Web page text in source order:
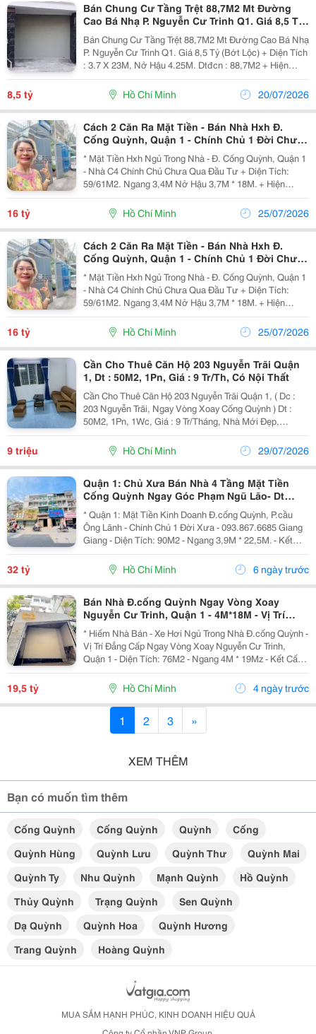
Bán Chung Cư Tầng Trệt 88,7M2 Mt Đường
Cao Bá Nhạ P. Nguyễn Cư Trinh Q1. Giá 8,5 Tỷ
(Bớt Lộc)
Bán Chung Cư Tầng Trệt 88,7M2 Mt Đường Cao Bá Nhạ
P. Nguyễn Cư Trinh Q1. Giá 8,5 Tỷ (Bớt Lộc) + Diện Tích
: 3.7 X 23M, Nở Hậu 4.25M. Dtđcn : 88,7M2 + Hiện
Trạng : Trệt, Trống Suốt, 1Wc. Nhà Mới, Trống. + Vị Trí :
Gần Ngã 3 Cống Quỳnh, Cơ Sở 2...
8,5 tỷ Hồ Chí Minh 20/07/2026
Cách 2 Căn Ra Mặt Tiền - Bán Nhà Hxh Đ.
Cống Quỳnh, Quận 1 - Chính Chủ 1 Đời Chưa
Qua Đầu Tư
* Mặt Tiền Hxh Ngủ Trong Nhà - Đ. Cống Quỳnh, Quận 1
- Nhà C4 Chính Chủ Chưa Qua Đầu Tư + Diện Tích:
59/61M2. Ngang 3,4M Nở Hậu 3,7M * 18M. + Hiện
Trạng: C4 - Phù Hợp Chủ Mới Xây Theo Công Năng Sử
Dụng. + Cách 2 Căn Ra Mặt Tiền Lớn. + Ngay Chợ...
16 tỷ Hồ Chí Minh 25/07/2026
Cách 2 Căn Ra Mặt Tiền - Bán Nhà Hxh Đ.
Cống Quỳnh, Quận 1 - Chính Chủ 1 Đời Chưa
Qua Đầu Tư
* Mặt Tiền Hxh Ngủ Trong Nhà - Đ. Cống Quỳnh, Quận 1
- Nhà C4 Chính Chủ Chưa Qua Đầu Tư + Diện Tích:
59/61M2. Ngang 3,4M Nở Hậu 3,7M * 18M. + Hiện
Trạng: C4 - Phù Hợp Chủ Mới Xây Theo Công Năng Sử
Dụng. + Cách 2 Căn Ra Mặt Tiền Lớn. + Ngay Chợ...
16 tỷ Hồ Chí Minh 25/07/2026
Cần Cho Thuê Căn Hộ 203 Nguyễn Trãi Quận
1, Dt : 50M2, 1Pn, Giá : 9 Tr/Th, Có Nội Thất
Cần Cho Thuê Căn Hộ 203 Nguyễn Trãi Quận 1, ( Dc :
203 Nguyễn Trãi, Ngay Vòng Xoay Cống Quỳnh ) Dt :
50M2, 1Pn, 1Wc, Giá : 9 Tr/Tháng, Nhà Mới Đẹp,
Thoáng Mát, Căn Hộ Được Trang Bị Rần Như Đầy Đủ
Nội Thất Lh : Duy 0932042418 - N.phương 0918064364
9 triệu Hồ Chí Minh 29/07/2026
Quận 1: Chủ Xưa Bán Nhà 4 Tầng Mặt Tiền
Cống Quỳnh Ngay Góc Phạm Ngũ Lão- Dt
4M*23M Vuông Đẹp- Vị Trí Đẹp Khai Thác Kinh
Doanh Đa
* Quận 1: Mặt Tiền Kinh Doanh Đ.cống Quỳnh, P.cầu
Ông Lãnh - Chính Chủ 1 Đời Xưa - 093.867.6685 Giang
Giang - Diện Tích: 90M2 - Ngang 3,9M * 22,5M. - Kết
Cấu: 4 Tầng - Sân Thượng. - Đang Sẵn Dòng Tiền Kinh
Doanh Đều - Vị Trí Trung Tâm Khan Hiếm...
32 tỷ Hồ Chí Minh 6 ngày trước
Bán Nhà Đ.cống Quỳnh Ngay Vòng Xoay
Nguyễn Cư Trinh, Quận 1 - 4M*18M - Vị Trí
Đẳng Cấp Hiếm Nhà Bán * Lh Giang Giang:
* Hiếm Nhà Bán - Xe Hơi Ngủ Trong Nhà Đ.cống Quỳnh -
Vị Trí Đẳng Cấp Ngay Vòng Xoay Nguyễn Cư Trinh,
Quận 1 - Diện Tích: 76M2 - Ngang 4M * 19Mz - Kết Cấu:
4 Tầng. - Chỉ Cách 30M Ra Mặt Tiền Chính - Xung
Quanh Nhà Cao Tầng Đồng Bộ - Khu Dân Trí...
19,5 tỷ Hồ Chí Minh 4 ngày trước
1 2 3 »
XEM THÊM
Bạn có muốn tìm thêm
Cống Quỳnh Cống Quỳnh Quỳnh
Cống
Quỳnh Hùng
Quỳnh Lưu Quỳnh Thư
Quỳnh Mai
Quỳnh Ty
Nhu Quỳnh Mạnh Quỳnh
Hồ Quỳnh
Thủy Quỳnh
Trạng Quỳnh
Sen Quỳnh
Dạ Quỳnh
Quỳnh Hoa
Quỳnh Hương
Trang Quỳnh
Hoàng Quỳnh
MUA SẮM HẠNH PHÚC, KINH DOANH HIỆU QUẢ